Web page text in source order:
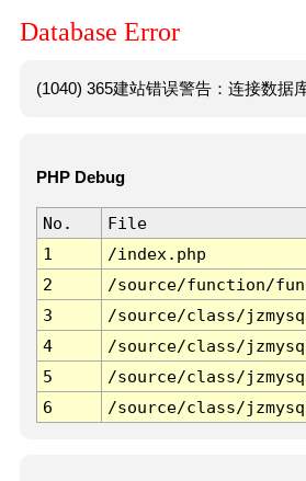
Database Error
(1040) 365建站错误警告：连接数据
PHP Debug
No. File
1
/index.php
2
/source/function/
3
/source/class/
4
/source/class/
5
/source/class/
6
/source/class/